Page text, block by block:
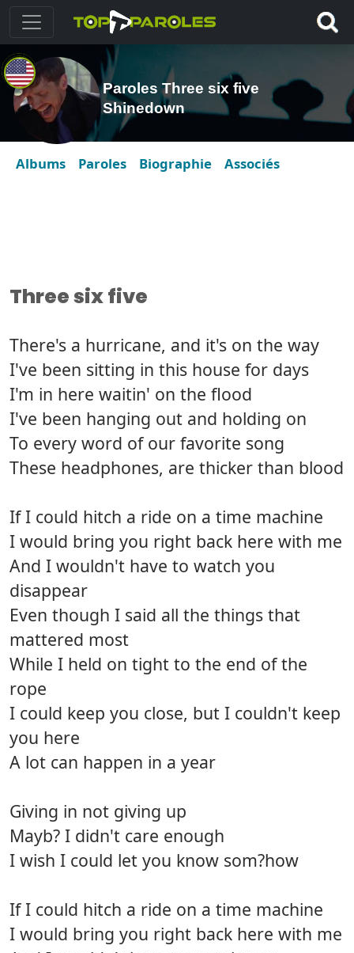
Paroles Three six five
Shinedown
Albums Paroles Biographie Associés
Three six five
There's a hurricane, and it's on the way
I've been sitting in this house for days
I'm in here waitin' on the flood
I've been hanging out and holding on
To every word of our favorite song
These headphones, are thicker than blood
If I could hitch a ride on a time machine
I would bring you right back here with me
And I wouldn't have to watch you
disappear
Even though I said all the things that
mattered most
While I held on tight to the end of the
rope
I could keep you close, but I couldn't keep
you here
A lot can happen in a year
Giving in not giving up
Mayb? I didn't care enough
I wish I could let you know som?how
If I could hitch a ride on a time machine
I would bring you right back here with me